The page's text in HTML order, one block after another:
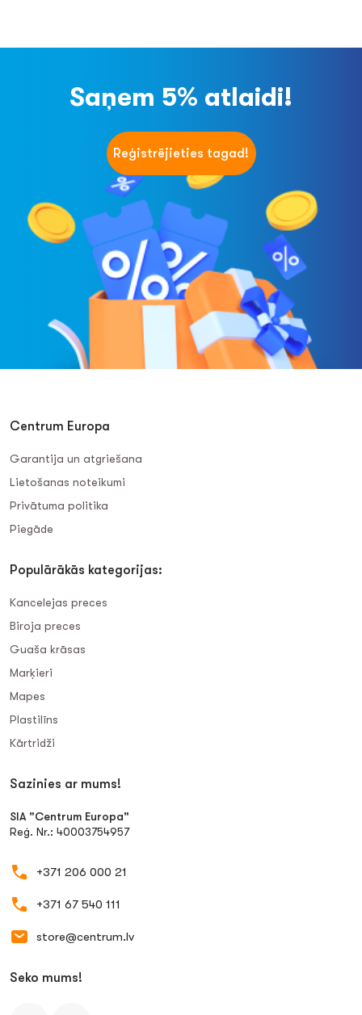
Saņem 5% atlaidi!
Reģistrējieties tagad!
Centrum Europa
Garantija un atgriešana
Lietošanas noteikumi
Privātuma politika
Piegāde
Populārākās kategorijas:
Kancelejas preces
Biroja preces
Guaša krāsas
Marķieri
Mapes
Plastilīns
Kārtridži
Sazinies ar mums!
SIA "Centrum Europa"
Reģ. Nr.: 40003754957
+371 206 000 21
+371 67 540 111
store@centrum.lv
Seko mums!